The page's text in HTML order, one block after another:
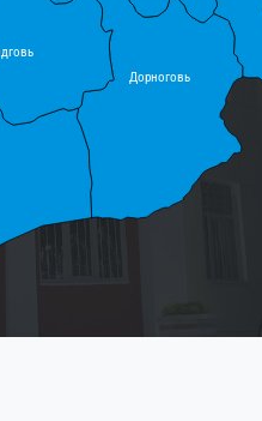
Дорноговь